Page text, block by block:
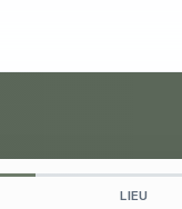
LIEU